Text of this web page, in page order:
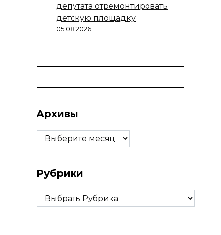
депутата отремонтировать
детскую площадку
05.08.2026
Архивы
Архивы
Рубрики
Рубрики